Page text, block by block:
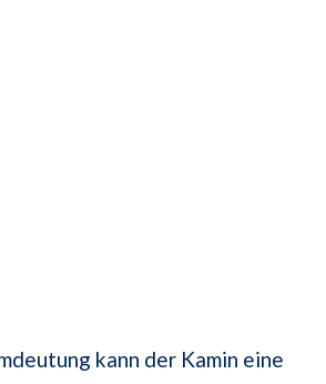
kann der Kamin eine